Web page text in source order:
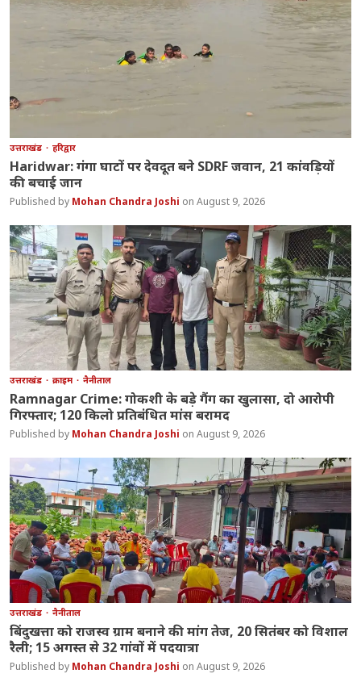
उत्तराखंड हरिद्वार
Haridwar: गंगा घाटों पर देवदूत बने SDRF जवान, 21 कांवड़ियों
की बचाई जान
Mohan Chandra Joshi August 9, 2026
उत्तराखंड क्राइम नैनीताल
Ramnagar Crime: गोकशी के बड़े गैंग का खुलासा, दो आरोपी
गिरफ्तार; 120 किलो प्रतिबंधित मांस बरामद
Mohan Chandra Joshi August 9, 2026
उत्तराखंड नैनीताल
बिंदुखत्ता को राजस्व ग्राम बनाने की मांग तेज, 20 सितंबर को विशाल
रैली; 15 अगस्त से 32 गांवों में पदयात्रा
Mohan Chandra Joshi August 9, 2026